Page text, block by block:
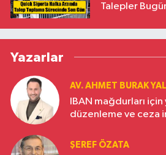
Talepler
Yazarlar
AV. AHMET BURAK
IBAN mağdurları
düzenleme ve ceza
ŞEREF ÖZATA